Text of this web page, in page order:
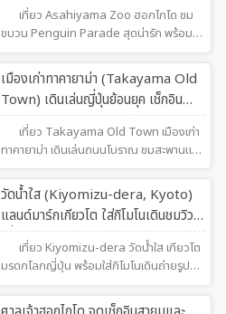
เที่ยว Asahiyama Zoo ฮอกไกโด ชม
ขบวน Penguin Parade สุดน่ารัก พร้อม
หมีขั้วโลกและแมวน้ำใกล้ชิด หนึ่งในแลนด์มาร์
กครอบครัวที่ห้ามพลาดเมื่อไปฮอกไกโด
เมืองเก่าทาคายาม่า (Takayama Old
Town) เดินเล่นญี่ปุ่นย้อนยุค เช็กอิน
สะพานแดงสุดคลาสสิก
เที่ยว Takayama Old Town เมืองเก่า
ทาคายาม่า เดินเล่นถนนโบราณ ชมสะพานแดง
Nakabashi Bridge แลนด์มาร์กสุดคลาส
สิก พร้อมชิมเนื้อฮิดะและสัมผัสญี่ปุ่นย้อนยุค
วัดน้ำใส (Kiyomizu-dera, Kyoto)
แลนด์มาร์กเกียวโต ใส่กิโมโนเดินชมวิว
ญี่ปุ่นสุดโรแมนติก
เที่ยว Kiyomizu-dera วัดน้ำใส เกียวโต
มรดกโลกญี่ปุ่น พร้อมใส่กิโมโนเดินถ่ายรูป
ย่านเมืองเก่า Sannenzaka ฟีลย้อนยุคสุด
โรแมนติก